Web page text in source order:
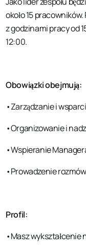
około 15
z godzinami pracy od
12:00.
Obowiązki obejmują:
•Zarządzanie i
•Organizowanie i
•Wspieranie
•Prowadzenie
Profil:
•Masz wykształcenie